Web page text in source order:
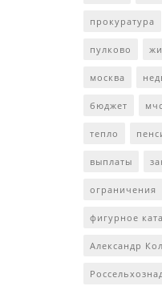
прокуратура
пулково
москва
бюджет мчс
тепло
выплаты
ограничения
фигурное
Александр